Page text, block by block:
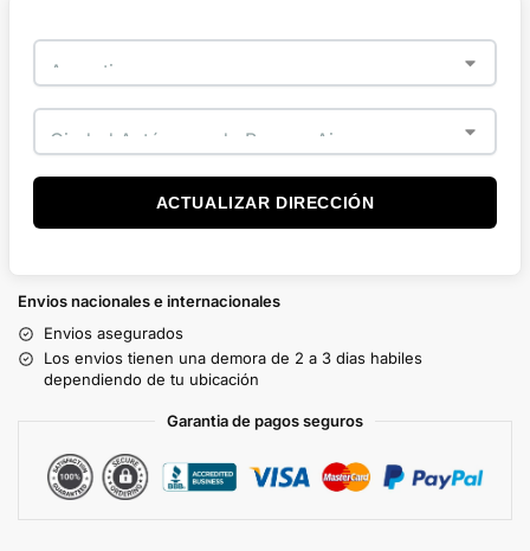
ACTUALIZAR DIRECCIÓN
Envios nacionales e internacionales
Envios asegurados
Los envios tienen una demora de 2 a 3 dias habiles
dependiendo de tu ubicación
Garantia de pagos seguros